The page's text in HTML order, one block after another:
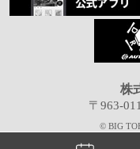
株
〒963-
© BIG